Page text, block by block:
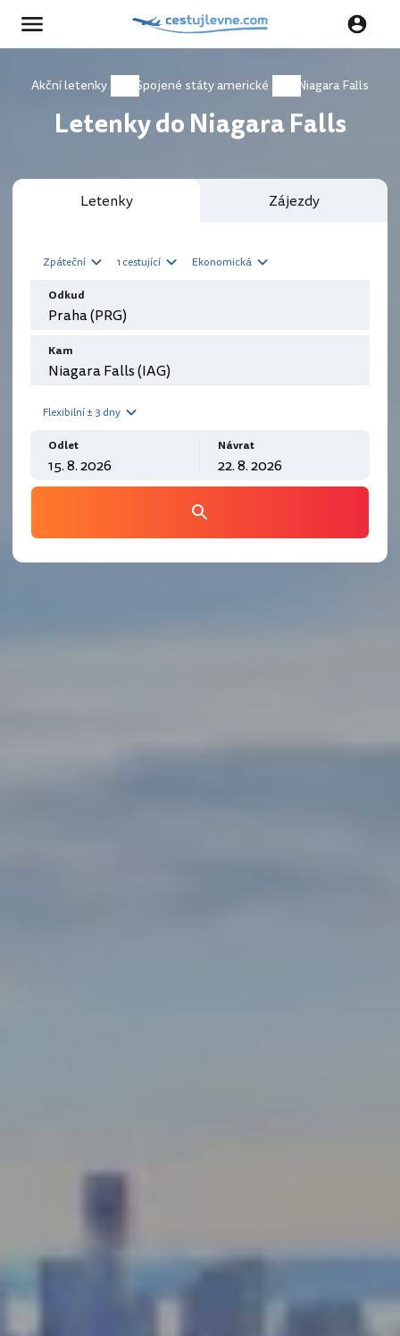
Akční letenky Spojené státy americké Niagara Falls
Letenky do Niagara Falls
Letenky Zájezdy
Zpáteční 1 cestující Ekonomická
Odkud
Kam
Flexibilní ± 3 dny
Odlet Návrat